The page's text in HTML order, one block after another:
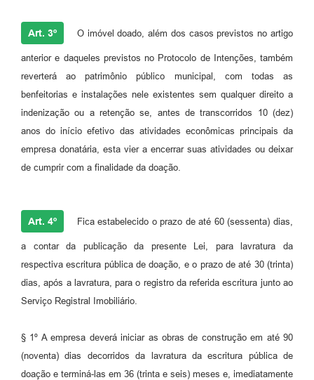
Art. 3º O imóvel doado, além dos casos previstos no artigo
anterior e daqueles previstos no Protocolo de Intenções, também
reverterá ao patrimônio público municipal, com todas as
benfeitorias e instalações nele existentes sem qualquer direito a
indenização ou a retenção se, antes de transcorridos 10 (dez)
anos do início efetivo das atividades econômicas principais da
empresa donatária, esta vier a encerrar suas atividades ou deixar
de cumprir com a finalidade da doação.
Art. 4º Fica estabelecido o prazo de até 60 (sessenta) dias,
a contar da publicação da presente Lei, para lavratura da
respectiva escritura pública de doação, e o prazo de até 30 (trinta)
dias, após a lavratura, para o registro da referida escritura junto ao
Serviço Registral Imobiliário.
§ 1º A empresa deverá iniciar as obras de construção em até 90
(noventa) dias decorridos da lavratura da escritura pública de
doação e terminá-las em 36 (trinta e seis) meses e, imediatamente